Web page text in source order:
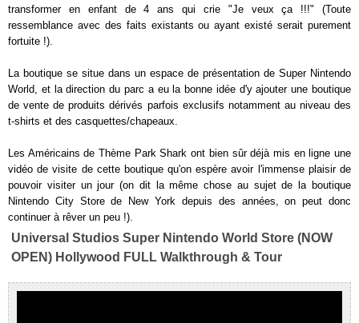
transformer en enfant de 4 ans qui crie "Je veux ça !!!" (Toute
ressemblance avec des faits existants ou ayant existé serait purement
fortuite !).
La boutique se situe dans un espace de présentation de Super Nintendo
World, et la direction du parc a eu la bonne idée d'y ajouter une boutique
de vente de produits dérivés parfois exclusifs notamment au niveau des
t-shirts et des casquettes/chapeaux.
Les Américains de Thème Park Shark ont bien sûr déjà mis en ligne une
vidéo de visite de cette boutique qu'on espère avoir l'immense plaisir de
pouvoir visiter un jour (on dit la même chose au sujet de la boutique
Nintendo City Store de New York depuis des années, on peut donc
continuer à rêver un peu !).
Universal Studios Super Nintendo World Store (NOW
OPEN) Hollywood FULL Walkthrough & Tour